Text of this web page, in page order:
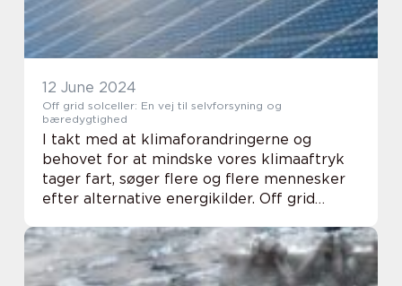
12 June 2024
Off grid solceller: En vej til selvforsyning og
bæredygtighed
I takt med at klimaforandringerne og
behovet for at mindske vores klimaaftryk
tager fart, søger flere og flere mennesker
efter alternative energikilder. Off grid
løsning for dem, der ønsker større
bæredygtighed...